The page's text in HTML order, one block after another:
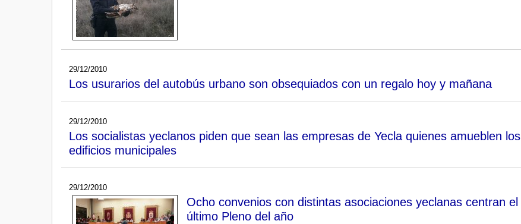
29/12/2010
Los usurarios del autobús urbano son obsequiados con un regalo hoy y mañana
29/12/2010
Los socialistas yeclanos piden que sean las empresas de Yecla quienes amueblen los
edificios municipales
29/12/2010
Ocho convenios con distintas asociaciones yeclanas centran el
último Pleno del año